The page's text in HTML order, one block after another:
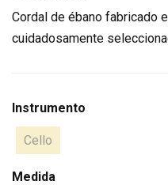
Cordal de ébano fabricado
cuidadosamente
Instrumento
Cello
Medida